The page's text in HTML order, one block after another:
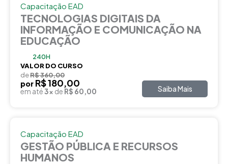
Capacitação EAD
TECNOLOGIAS DIGITAIS DA
INFORMAÇÃO E COMUNICAÇÃO NA
EDUCAÇÃO
240H
VALOR DO CURSO
deR$ 360,00
por R$ 180,00
em até3x de R$ 60,00 Saiba Mais
Capacitação EAD
GESTÃO PÚBLICA E RECURSOS
HUMANOS